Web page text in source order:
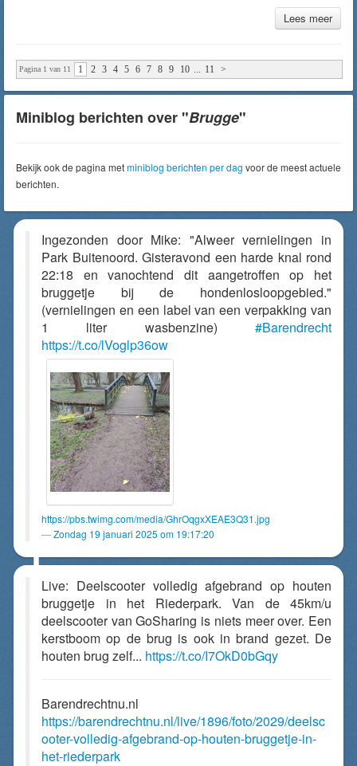
Lees meer
Pagina 1 van 11 1 2 3 4 5 6 7 8 9 10 ... 11 >
Miniblog berichten over "Brugge"
Bekijk ook de pagina metminiblog berichten per dag voor de meest actuele
berichten.
Ingezonden door Mike: "Alweer vernielingen in
Park Buitenoord. Gisteravond een harde knal rond
22:18 en vanochtend dit aangetroffen op het
bruggetje bij de hondenlosloopgebied."
(vernielingen en een label van een verpakking van
1 liter wasbenzine) #Barendrecht
https://t.co/lVoglp36ow
https://pbs.twimg.com/media/GhrOqgxXEAE3Q31.jpg
Zondag 19 januari 2025 om 19:17:20
Live: Deelscooter volledig afgebrand op houten
bruggetje in het Riederpark. Van de 45km/u
deelscooter van GoSharing is niets meer over. Een
kerstboom op de brug is ook in brand gezet. De
houten brug zelf... https://t.co/I7OkD0bGqy
Barendrechtnu.nl
https://barendrechtnu.nl/live/1896/foto/2029/deelsc
ooter-volledig-afgebrand-op-houten-bruggetje-in-
het-riederpark